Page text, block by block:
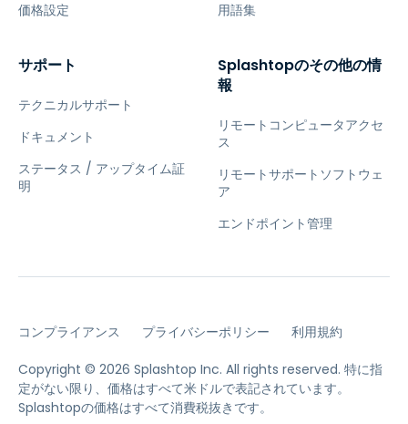
価格設定
用語集
サポート
テクニカルサポート
ドキュメント
ステータス / アップタイム証
明
Splashtopのその他の情
報
リモートコンピュータアクセ
ス
リモートサポートソフトウェ
ア
エンドポイント管理
コンプライアンス プライバシーポリシー 利用規約
Copyright © 2026 Splashtop Inc. All rights reserved. 特に指
定がない限り、価格はすべて米ドルで表記されています。
Splashtopの価格はすべて消費税抜きです。